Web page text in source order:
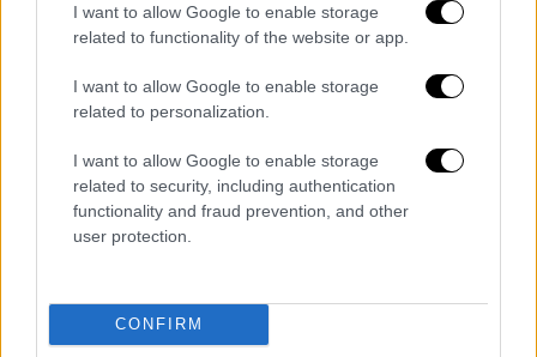
I want to allow Google to enable storage
related to functionality of the website or app.
I want to allow Google to enable storage
related to personalization.
I want to allow Google to enable storage
related to security, including authentication
functionality and fraud prevention, and other
user protection.
CONFIRM
Ο δικηγόρος του κατηγορούμενου
κατ' οίκον περιορισμού με ηλεκτρονική
επιτήρηση, επισημαίνοντας ότι ο 89χρονος
θα μπορούσε να φιλοξενηθεί από συγγενικό
πρόσωπο που τον στηρίζει. «Αν χρειαστεί να
τεθεί σε κατ' οίκον περιορισμό με
ηλεκτρονική επιτήρηση,
τον στηρίζει. Είναι απάνθρωπο ναοδηγείται
ένας άνθρωπος 90 ετών στη φυλακή